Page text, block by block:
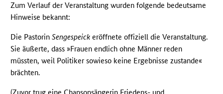
Zum Verlauf der Veranstaltung wurden folgende bedeutsame
Hinweise bekannt:
Die PastorinSengespeick eröffnete offiziell die Veranstaltung.
Sie äußerte, dass »Frauen endlich ohne Männer reden
müssten, weil Politiker sowieso keine Ergebnisse zustande«
brächten.